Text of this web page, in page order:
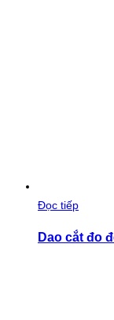
Đọc tiếp
Dao cắt đo